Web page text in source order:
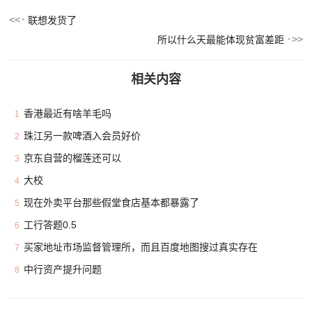
联想发货了
所以什么天最能体现贫富差距
相关内容
1 香港最近有啥羊毛吗
2 珠江另一款啤酒入会员好价
3 京东自营的榴莲还可以
4 大校
5 现在外卖平台那些假堂食店基本都暴露了
6 工行答题0.5
7 买家地址市场监督管理所，而且百度地图搜过真实存在
8 中行资产提升问题